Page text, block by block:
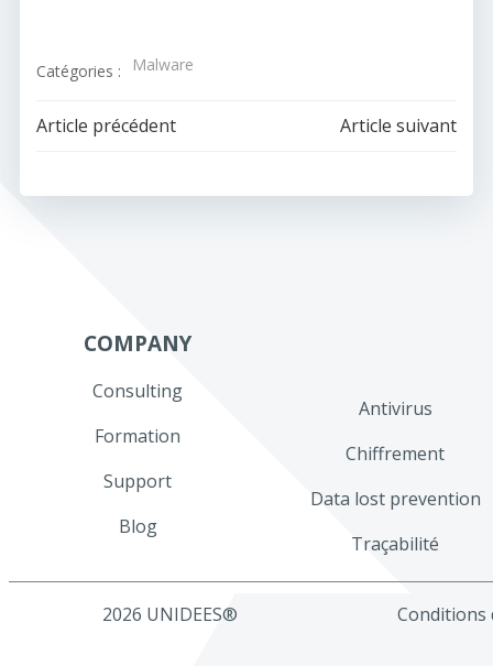
Catégories : Malware
Navigation
de
Article précédent
Navigation
de
Article suivant
COMPANY
Consulting
Formation
Support
Blog
Antivirus
Chiffrement
Data lost prevention
Traçabilité
2026 UNIDEES® Conditions